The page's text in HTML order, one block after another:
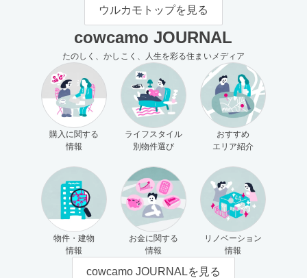
ウルカモトップを見る
cowcamo JOURNAL
たのしく、かしこく、人生を彩る住まいメディア
購入に関する
情報
ライフスタイル
別物件選び
おすすめ
エリア紹介
物件・建物
情報
お金に関する
情報
リノベーション
情報
cowcamo JOURNALを見る